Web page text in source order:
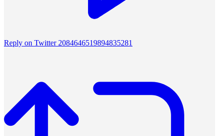
Reply on Twitter 2084646519894835281